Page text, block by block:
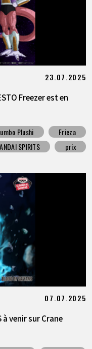
23.07.2025
Freezer est en
Plushi
Frieza
SPIRITS prix
07.07.2025
à venir sur Crane